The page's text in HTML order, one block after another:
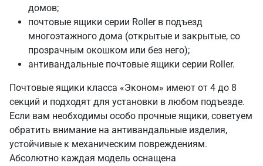
домов;
почтовые ящики серии Roller в подъезд
многоэтажного дома (открытые и закрытые, со
прозрачным окошком или без него);
антивандальные почтовые ящики серии Roller.
Почтовые ящики класса «Эконом» имеют от 4 до 8
секций и подходят для установки в любом подъезде.
Если вам необходимы особо прочные ящики, советуем
обратить внимание на антивандальные изделия,
устойчивые к механическим повреждениям.
Абсолютно каждая модель оснащена